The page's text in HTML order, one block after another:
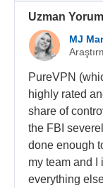
Uzman
MJ
PureVPN
highly rated
share of
the FBI
done enough
my team and I
everything